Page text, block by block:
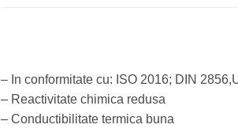
– In conformitate cu: ISO 2016; DIN
– Reactivitate chimica redusa
– Conductibilitate termica buna